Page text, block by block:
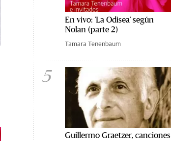
En vivo: 'La Odisea' según
Nolan (parte 2)
Tamara Tenenbaum
5
Guillermo Graetzer, canciones